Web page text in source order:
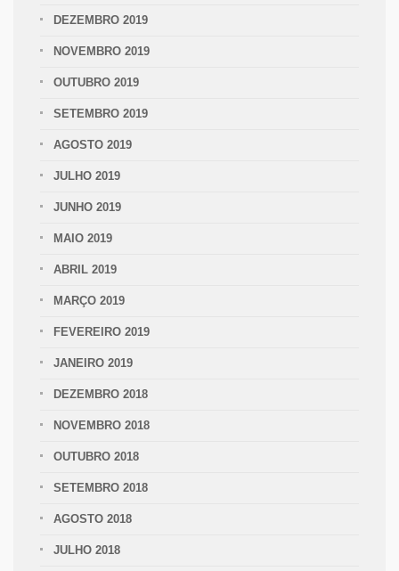
DEZEMBRO 2019
NOVEMBRO 2019
OUTUBRO 2019
SETEMBRO 2019
AGOSTO 2019
JULHO 2019
JUNHO 2019
MAIO 2019
ABRIL 2019
MARÇO 2019
FEVEREIRO 2019
JANEIRO 2019
DEZEMBRO 2018
NOVEMBRO 2018
OUTUBRO 2018
SETEMBRO 2018
AGOSTO 2018
JULHO 2018